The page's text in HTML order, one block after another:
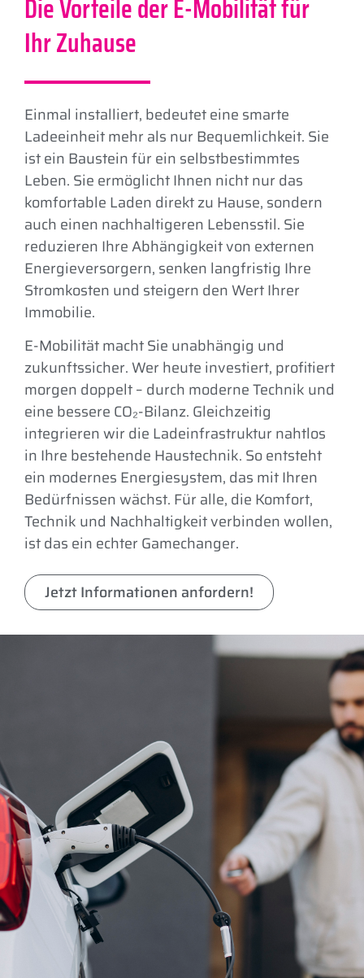
Ihr Zuhause
Einmal installiert, bedeutet eine smarte
Ladeeinheit mehr als nur Bequemlichkeit. Sie
ist ein Baustein für ein selbstbestimmtes
Leben. Sie ermöglicht Ihnen nicht nur das
komfortable Laden direkt zu Hause, sondern
auch einen nachhaltigeren Lebensstil. Sie
reduzieren Ihre Abhängigkeit von externen
Energieversorgern, senken langfristig Ihre
Stromkosten und steigern den Wert Ihrer
Immobilie.
E-Mobilität macht Sie unabhängig und
zukunftssicher. Wer heute investiert, profitiert
morgen doppelt – durch moderne Technik und
eine bessere CO₂-Bilanz. Gleichzeitig
integrieren wir die Ladeinfrastruktur nahtlos
in Ihre bestehende Haustechnik. So entsteht
ein modernes Energiesystem, das mit Ihren
Bedürfnissen wächst. Für alle, die Komfort,
Technik und Nachhaltigkeit verbinden wollen,
ist das ein echter Gamechanger.
Jetzt Informationen anfordern!